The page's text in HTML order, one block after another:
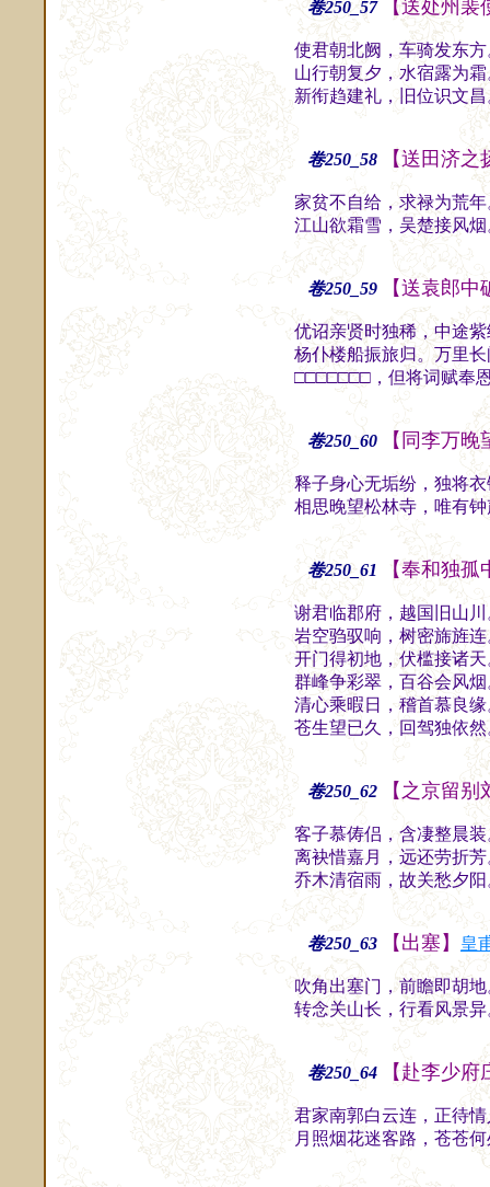
卷250_57 【送处州
使君朝北阙，车骑发东
山行朝复夕，水宿露为
新衔趋建礼，旧位识文
卷250_58 【送田济
家贫不自给，求禄为荒
江山欲霜雪，吴楚接风
卷250_59 【送袁郎
优诏亲贤时独稀，中途
杨仆楼船振旅归。万里
□□□□□□□，但将词赋奉
卷250_60 【同李万
释子身心无垢纷，独将
相思晚望松林寺，唯有
卷250_61 【奉和独
谢君临郡府，越国旧山
岩空驺驭响，树密旆旌
开门得初地，伏槛接诸
群峰争彩翠，百谷会风
清心乘暇日，稽首慕良
苍生望已久，回驾独依然
卷250_62 【之京留
客子慕俦侣，含凄整晨
离袂惜嘉月，远还劳折
乔木清宿雨，故关愁夕
卷250_63 【出塞】 皇
吹角出塞门，前瞻即胡
转念关山长，行看风景
卷250_64 【赴李少
君家南郭白云连，正待
月照烟花迷客路，苍苍